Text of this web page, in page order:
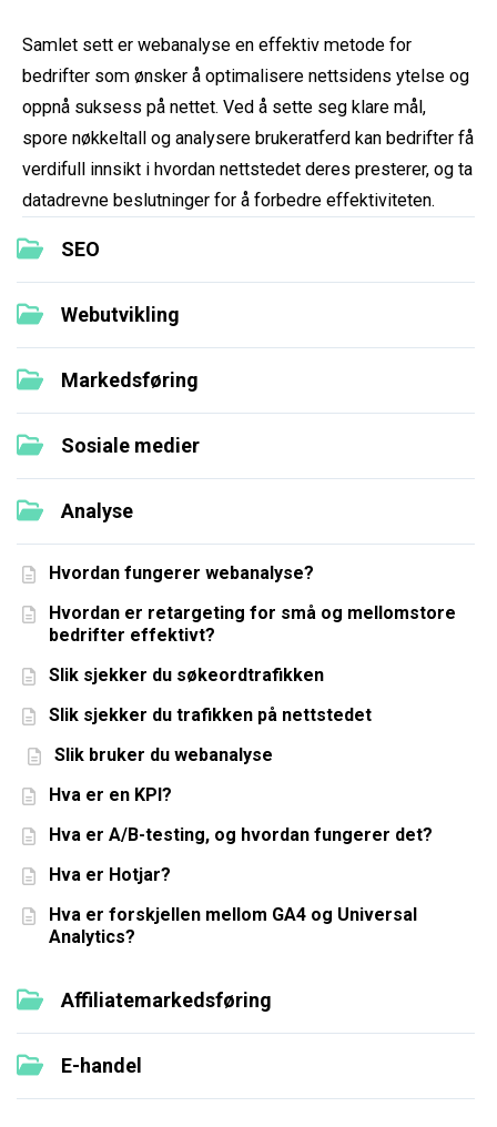
SEO
Webutvikling
Markedsføring
Sosiale medier
Analyse
Hvordan fungerer webanalyse?
Hvordan er retargeting for små og mellomstore
bedrifter effektivt?
Slik sjekker du søkeordtrafikken
Slik sjekker du trafikken på nettstedet
Slik bruker du webanalyse
Hva er en KPI?
Hva er A/B-testing, og hvordan fungerer det?
Hva er Hotjar?
Hva er forskjellen mellom GA4 og Universal
Analytics?
Affiliatemarkedsføring
E-handel
Samlet sett er webanalyse en effektiv metode for
bedrifter som ønsker å optimalisere nettsidens ytelse og
oppnå suksess på nettet. Ved å sette seg klare mål,
spore nøkkeltall og analysere brukeratferd kan bedrifter få
verdifull innsikt i hvordan nettstedet deres presterer, og ta
datadrevne beslutninger for å forbedre effektiviteten.